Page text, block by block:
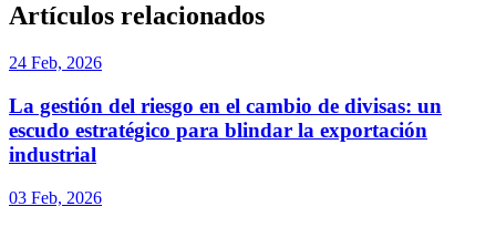
Artículos relacionados
24 Feb, 2026
La gestión del riesgo en el cambio de divisas: un
escudo estratégico para blindar la exportación
industrial
03 Feb, 2026